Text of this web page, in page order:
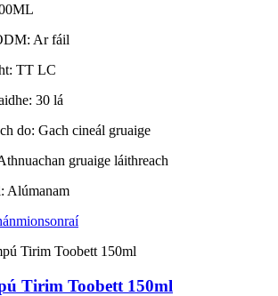
Ar fáil
TT LC
30 lá
do: Gach cineál gruaige
gruaige láithreach
Alúmanam
mionsonraí
Tirim Toobett 150ml